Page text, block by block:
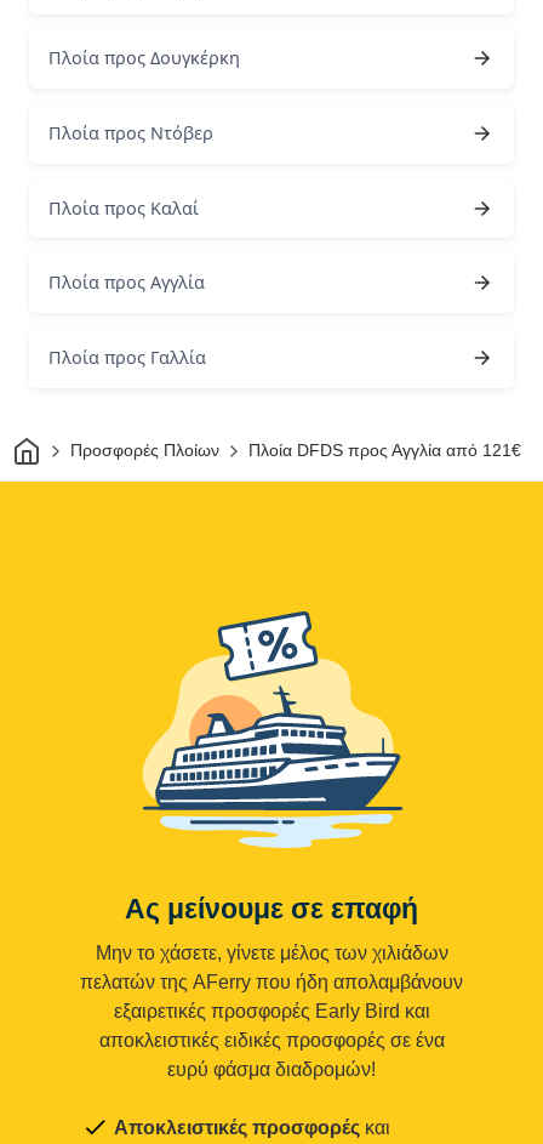
Πλοία προς Δουγκέρκη
Πλοία προς Ντόβερ
Πλοία προς Καλαί
Πλοία προς Αγγλία
Πλοία προς Γαλλία
ΣπίτιΠροσφορές Πλοίων Πλοία DFDS προς Αγγλία από 121€
Ας μείνουμε σε επαφή
Μην το χάσετε, γίνετε μέλος των χιλιάδων
πελατών της AFerry που ήδη απολαμβάνουν
εξαιρετικές προσφορές Early Bird και
αποκλειστικές ειδικές προσφορές σε ένα
ευρύ φάσμα διαδρομών!
Αποκλειστικές προσφορές και